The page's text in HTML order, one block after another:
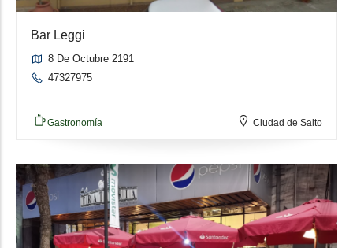
Bar Leggi
8 De Octubre 2191
47327975
Gastronomía Ciudad de Salto